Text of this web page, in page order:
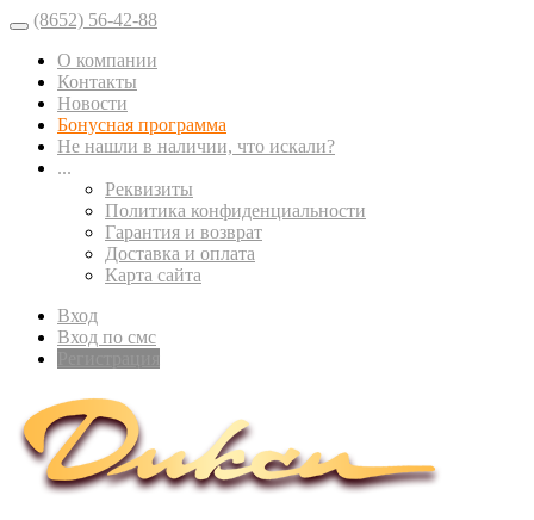
(8652) 56-42-88
О компании
Контакты
Новости
Бонусная программа
Не нашли в наличии, что искали?
...
Реквизиты
Политика конфиденциальности
Гарантия и возврат
Доставка и оплата
Карта сайта
Вход
Вход по смс